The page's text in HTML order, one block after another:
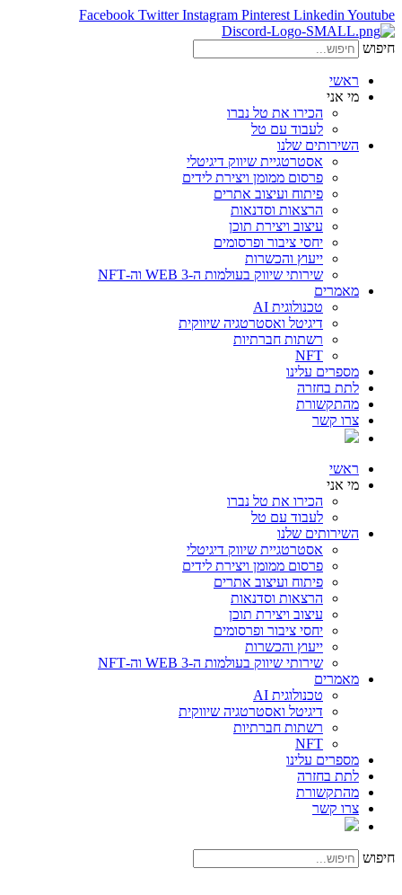
Facebook Twitter Instagram Pinterest Linkedin Youtube
חיפוש
ראשי
מי אני
הכירו את טל נברו
לעבוד עם טל
השירותים שלנו
אסטרטגיית שיווק דיגיטלי
פרסום ממומן ויצירת לידים
פיתוח ועיצוב אתרים
הרצאות וסדנאות
עיצוב ויצירת תוכן
יחסי ציבור ופרסומים
ייעוץ והכשרות
שירותי שיווק בעולמות ה-WEB 3 וה-NFT
מאמרים
טכנולוגית AI
דיגיטל ואסטרטגיה שיווקית
רשתות חברתיות
NFT
מספרים עלינו
לתת בחזרה
מהתקשורת
צרו קשר
ראשי
מי אני
הכירו את טל נברו
לעבוד עם טל
השירותים שלנו
אסטרטגיית שיווק דיגיטלי
פרסום ממומן ויצירת לידים
פיתוח ועיצוב אתרים
הרצאות וסדנאות
עיצוב ויצירת תוכן
יחסי ציבור ופרסומים
ייעוץ והכשרות
שירותי שיווק בעולמות ה-WEB 3 וה-NFT
מאמרים
טכנולוגית AI
דיגיטל ואסטרטגיה שיווקית
רשתות חברתיות
NFT
מספרים עלינו
לתת בחזרה
מהתקשורת
צרו קשר
חיפוש